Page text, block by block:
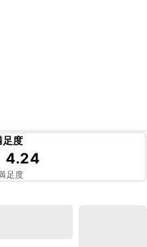
足度
4.24
足度